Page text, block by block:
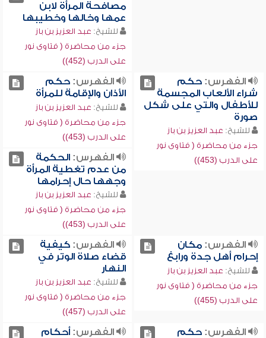
مصافحة المرأة لابن
عمها وخالها وخطيبها
للشيخ: عبد العزيز بن باز
جزء من محاضرة ( فتاوى نور
على الدرب (452))
الفهرس:حكم
شراء الألعاب المجسمة
للأطفال والتي على شكل
صورة
للشيخ: عبد العزيز بن باز
جزء من محاضرة ( فتاوى نور
على الدرب (453))
الفهرس:حكم
الأذان والإقامة للمرأة
للشيخ: عبد العزيز بن باز
جزء من محاضرة ( فتاوى نور
على الدرب (453))
الفهرس:الحكمة
من عدم تغطية المرأة
وجهها حال إحرامها
للشيخ: عبد العزيز بن باز
جزء من محاضرة ( فتاوى نور
على الدرب (453))
الفهرس:مكان
إحرام أهل جدة ورابغ
للشيخ: عبد العزيز بن باز
جزء من محاضرة ( فتاوى نور
على الدرب (455))
الفهرس:كيفية
قضاء صلاة الوتر في
النهار
للشيخ: عبد العزيز بن باز
جزء من محاضرة ( فتاوى نور
على الدرب (457))
الفهرس:حكم
الفهرس:أحكام